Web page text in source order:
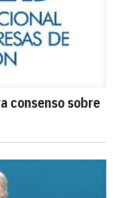
consenso sobre